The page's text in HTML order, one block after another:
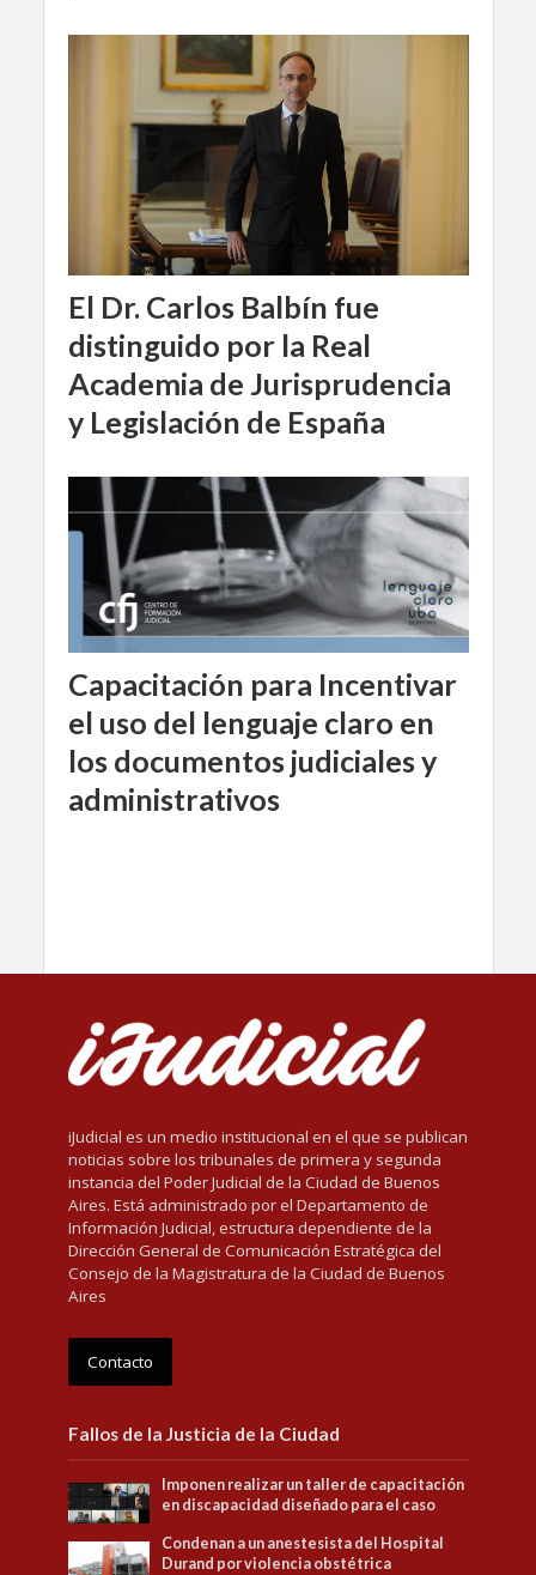
El Dr. Carlos Balbín fue
distinguido por la Real
Academia de Jurisprudencia
y Legislación de España
Capacitación para Incentivar
el uso del lenguaje claro en
los documentos judiciales y
administrativos
iJudicial es un medio institucional en el que se publican
noticias sobre los tribunales de primera y segunda
instancia del Poder Judicial de la Ciudad de Buenos
Aires. Está administrado por el Departamento de
Información Judicial, estructura dependiente de la
Dirección General de Comunicación Estratégica del
Consejo de la Magistratura de la Ciudad de Buenos
Aires
Contacto
Fallos de la Justicia de la Ciudad
Imponen realizar un taller de capacitación
en discapacidad diseñado para el caso
Condenan a un anestesista del Hospital
Durand por violencia obstétrica